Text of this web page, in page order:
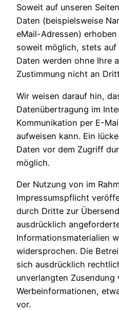
Soweit auf unseren
Daten (beispielsweise
eMail-Adressen)
soweit möglich, stets
Daten werden ohne Ihre
Zustimmung nicht an
Wir weisen darauf hin,
Datenübertragung im
Kommunikation per E-
aufweisen kann. Ein
Daten vor dem Zugriff
möglich.
Der Nutzung von im
Impressumspflicht
durch Dritte zur
ausdrücklich
Informationsmaterialien
widersprochen. Die
sich ausdrücklich
unverlangten Zusendung
Werbeinformationen,
vor.